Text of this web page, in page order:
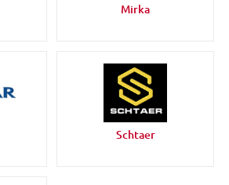
Mirka
Schtaer